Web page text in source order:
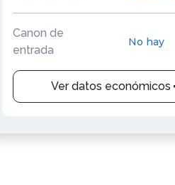
Canon de
entrada
No hay
Ver datos económicos